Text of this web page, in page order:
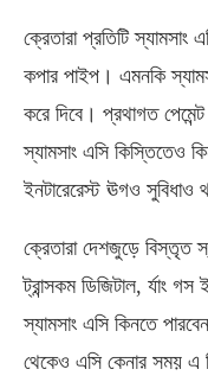
ক্রেতারা প্রতিটি স্যামসাং
কপার পাইপ। এমনকি
করে দিবে। প্রথাগত
স্যামসাং এসি কিস্তিতেও
ইনটারেরেস্ট ঊগও সুবিধাও
ক্রেতারা দেশজুড়ে বিস্তৃত
ট্রান্সকম ডিজিটাল, র্যাং
স্যামসাং এসি কিনতে
থেকেও এসি কেনার সময় এ